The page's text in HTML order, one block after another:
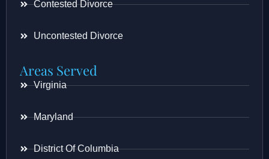
Contested Divorce
Uncontested Divorce
Areas Served
Virginia
Maryland
District Of Columbia